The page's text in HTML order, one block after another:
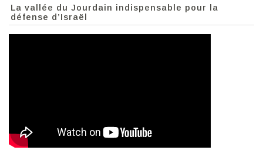
La vallée du Jourdain indispensable pour la
défense d’Israël